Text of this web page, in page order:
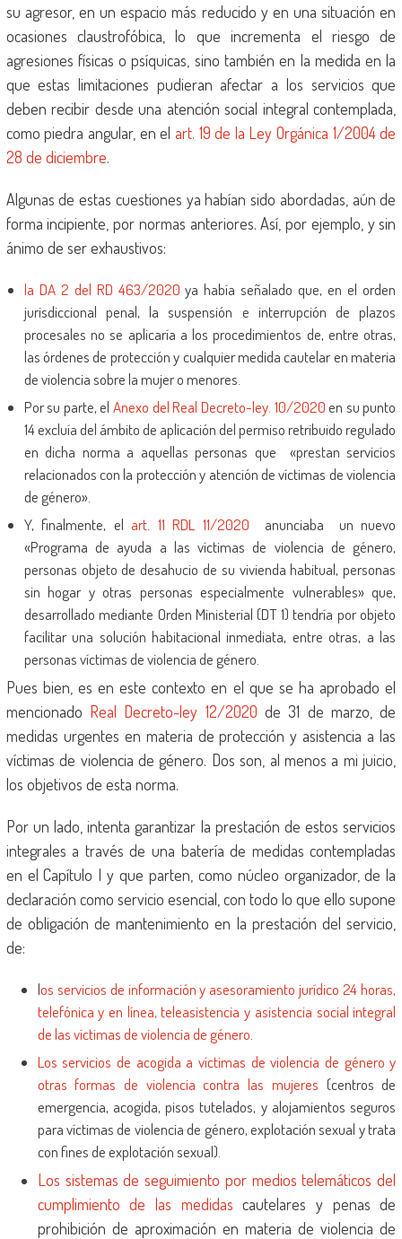
su agresor, en un espacio más reducido y en una situación en
ocasiones claustrofóbica, lo que incrementa el riesgo de
agresiones físicas o psíquicas, sino también en la medida en la
que estas limitaciones pudieran afectar a los servicios que
deben recibir desde una atención social integral contemplada,
como piedra angular, en el art. 19 de la Ley Orgánica 1/2004 de
28 de diciembre.
Algunas de estas cuestiones ya habían sido abordadas, aún de
forma incipiente, por normas anteriores. Así, por ejemplo, y sin
ánimo de ser exhaustivos:
la DA 2 del RD 463/2020 ya había señalado que, en el orden
jurisdiccional penal, la suspensión e interrupción de plazos
procesales no se aplicaría a los procedimientos de, entre otras,
las órdenes de protección y cualquier medida cautelar en materia
de violencia sobre la mujer o menores.
Por su parte, elAnexo del Real Decreto-ley. 10/2020en su punto
14 excluía del ámbito de aplicación del permiso retribuido regulado
en dicha norma a aquellas personas que «prestan servicios
relacionados con la protección y atención de víctimas de violencia
de género».
Y, finalmente, el art. 11 RDL 11/2020
anunciaba un nuevo
«Programa de ayuda a las víctimas de violencia de género,
personas objeto de desahucio de su vivienda habitual, personas
sin hogar y otras personas especialmente vulnerables» que,
desarrollado mediante Orden Ministerial (DT 1) tendría por objeto
facilitar una solución habitacional inmediata, entre otras, a las
personas víctimas de violencia de género.
Pues bien, es en este contexto en el que se ha aprobado el
mencionado Real Decreto-ley 12/2020 de 31 de marzo, de
medidas urgentes en materia de protección y asistencia a las
víctimas de violencia de género. Dos son, al menos a mi juicio,
los objetivos de esta norma.
Por un lado, intenta garantizar la prestación de estos servicios
integrales a través de una batería de medidas contempladas
en el Capítulo I y que parten, como núcleo organizador, de la
declaración como servicio esencial, con todo lo que ello supone
de obligación de mantenimiento en la prestación del servicio,
de:
los servicios de información y asesoramiento jurídico 24 horas,
telefónica y en línea, teleasistencia y asistencia social integral
de las víctimas de violencia de género.
Los servicios de acogida a víctimas de violencia de género y
otras formas de violencia contra las mujeres (centros de
emergencia, acogida, pisos tutelados, y alojamientos seguros
para víctimas de violencia de género, explotación sexual y trata
con fines de explotación sexual).
Los sistemas de seguimiento por medios telemáticos del
cumplimiento de las medidas cautelares y penas de
prohibición de aproximación en materia de violencia de